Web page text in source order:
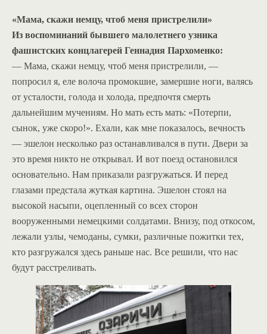
«Мама, скажи немцу, чтоб меня пристрелили»
Из воспоминаний бывшего малолетнего узника
фашистских концлагерей Геннадия Пархоменко:
— Мама, скажи немцу, чтоб меня пристрелили, —
попросил я, еле волоча промокшие, замершие ноги, валясь
от усталости, голода и холода, предпочтя смерть
дальнейшим мучениям. Но мать есть мать: «Потерпи,
сынок, уже скоро!». Ехали, как мне показалось, вечность
— эшелон несколько раз останавливался в пути. Двери за
это время никто не открывал. И вот поезд остановился
основательно. Нам приказали разгружаться. И перед
глазами предстала жуткая картина. Эшелон стоял на
высокой насыпи, оцепленный со всех сторон
вооруженными немецкими солдатами. Внизу, под откосом,
лежали узлы, чемоданы, сумки, различные пожитки тех,
кто разгружался здесь раньше нас. Все решили, что нас
будут расстреливать.